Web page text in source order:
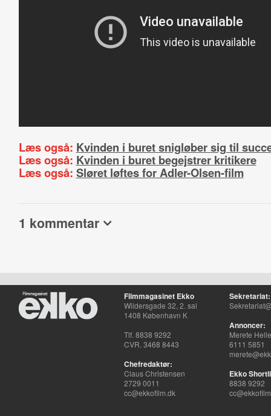
Læs også: Kvinden i buret snigløber sig til
Læs også: Kvinden i buret begejstrer kritikere
Læs også: Sløret løftes for Adler-Olsen-film
1 kommentar
Filmmagasinet Ekko
Wildersgade 32, 2. sal
1408 København K
Tlf. 8838 9292
CVR. 3468 8443
Chefredaktør:
Claus Christensen
2729 0011
cc@ekkofilm.dk
Sekretariat:
Annoncer:
Merete
6111 5851
Ekko
8838 9292